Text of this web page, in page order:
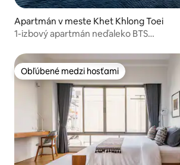
Apartmán v meste Khet Khlong Toei
1-izbový apartmán neďaleko BTS
Obľúbené medzi hosťami
Obľúbené medzi hosťami